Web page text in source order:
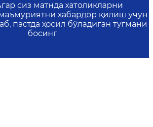
сиз матнда хатоликларни
хабардор қилиш учун
пастда ҳосил бўладиган тугмани
босинг